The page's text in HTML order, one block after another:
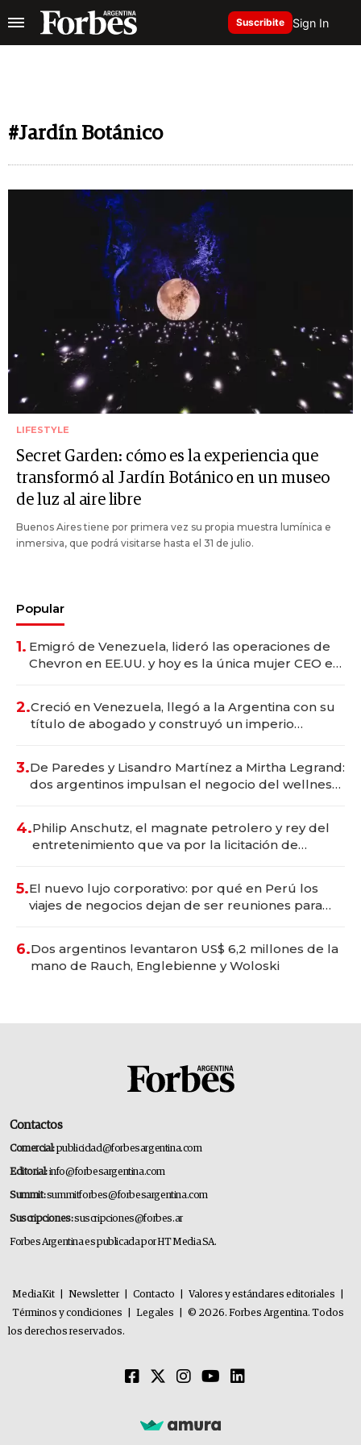
Suscribite Sign In
#Jardín Botánico
LIFESTYLE
Secret Garden: cómo es la experiencia que
transformó al Jardín Botánico en un museo
de luz al aire libre
Buenos Aires tiene por primera vez su propia muestra lumínica e
inmersiva, que podrá visitarse hasta el 31 de julio.
Popular
1. Emigró de Venezuela, lideró las operaciones de
Chevron en EE.UU. y hoy es la única mujer CEO en
2.Creció en Venezuela, llegó a la Argentina con su
título de abogado y construyó un imperio
3.De Paredes y Lisandro Martínez a Mirtha Legrand:
dos argentinos impulsan el negocio del wellness
4.Philip Anschutz, el magnate petrolero y rey del
entretenimiento que va por la licitación de
5.El nuevo lujo corporativo: por qué en Perú los
viajes de negocios dejan de ser reuniones para
6.Dos argentinos levantaron US$ 6,2 millones de la
mano de Rauch, Englebienne y Woloski
Contactos
Comercial:publicidad@forbesargentina.com
Editorial:info@forbesargentina.com
Summit:summitforbes@forbesargentina.com
Suscripciones:suscripciones@forbes.ar
Forbes Argentina es publicada por HT Media SA.
MediaKit Newsletter Contacto Valores y estándares editoriales
Términos y condiciones
Legales
© 2026. Forbes Argentina. Todos
los derechos reservados.